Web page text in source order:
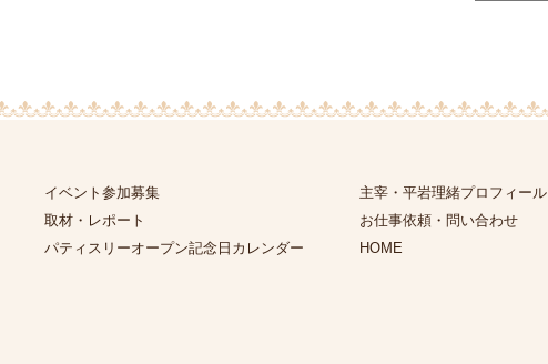
イベント参加募集
取材・レポート
パティスリーオープン記念日カレンダー
主宰・平岩理緒プロフィール
お仕事依頼・問い合わせ
HOME